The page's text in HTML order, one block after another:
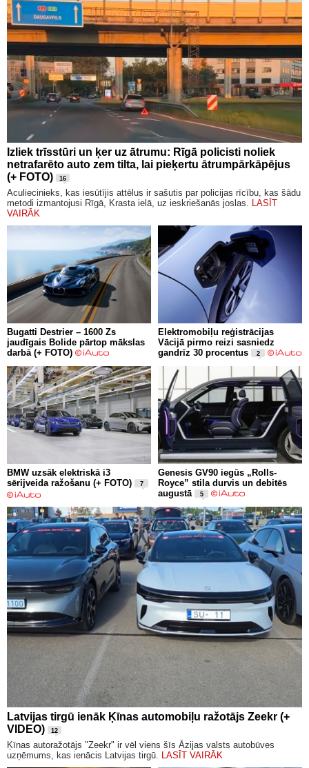
Izliek trīsstūri un ķer uz ātrumu: Rīgā policisti noliek
netrafarēto auto zem tilta, lai pieķertu ātrumpārkāpējus
(+ FOTO)
16
Aculiecinieks, kas iesūtījis attēlus ir sašutis par policijas rīcību, kas šādu
metodi izmantojusi Rīgā, Krasta ielā, uz ieskriešanās joslas. LASĪT
VAIRĀK
Bugatti Destrier – 1600 Zs
jaudīgais Bolide pārtop mākslas
darbā (+ FOTO)
Elektromobiļu reģistrācijas
Vācijā pirmo reizi sasniedz
gandrīz 30 procentus
2
BMW uzsāk elektriskā i3
sērijveida ražošanu (+ FOTO)
7
Genesis GV90 iegūs „Rolls-
Royce” stila durvis un debitēs
augustā
5
Latvijas tirgū ienāk Ķīnas automobiļu ražotājs Zeekr (+
VIDEO)
12
Ķīnas autoražotājs "Zeekr" ir vēl viens šīs Āzijas valsts autobūves
uzņēmums, kas ienācis Latvijas tirgū.
LASĪT VAIRĀK